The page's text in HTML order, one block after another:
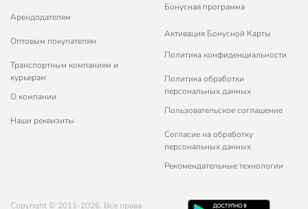
Арендодателям
Оптовым покупателям
Транспортным компаниям и
курьерам
О компании
Наши реквизиты
Бонусная программа
Активация Бонусной Карты
Политика конфиденциальности
Политика обработки
персональных данных
Пользовательское соглашение
Согласие на обработку
персональных данных
Рекомендательные технологии
Copyright © 2011-2026. Все права